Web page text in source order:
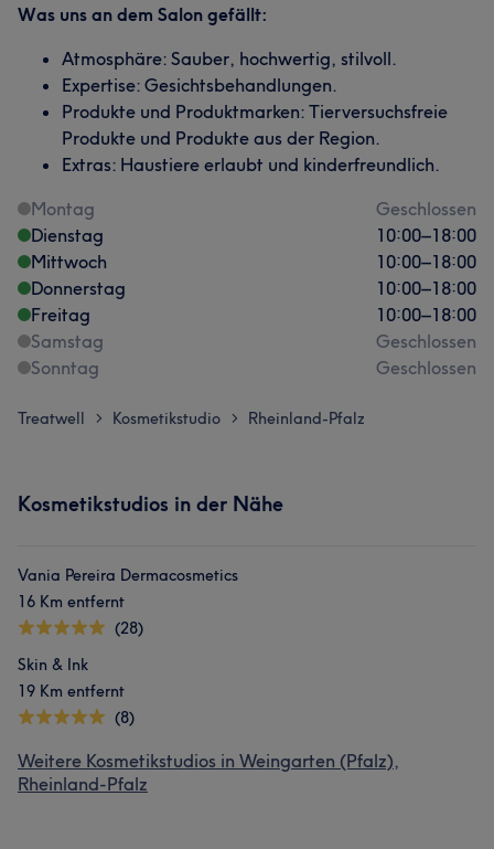
Was uns an dem Salon gefällt:
Atmosphäre: Sauber, hochwertig, stilvoll.
Expertise: Gesichtsbehandlungen.
Produkte und Produktmarken: Tierversuchsfreie
Produkte und Produkte aus der Region.
Extras: Haustiere erlaubt und kinderfreundlich.
Montag
Geschlossen
Dienstag
10:00–18:00
Mittwoch
10:00–18:00
Donnerstag
10:00–18:00
Freitag
10:00–18:00
Samstag
Geschlossen
Sonntag
Geschlossen
Treatwell > Kosmetikstudio > Rheinland-Pfalz
Kosmetikstudios in der Nähe
Vania Pereira Dermacosmetics
16 Km entfernt
(28)
Skin & Ink
19 Km entfernt
(8)
Weitere Kosmetikstudios in Weingarten (Pfalz),
Rheinland-Pfalz